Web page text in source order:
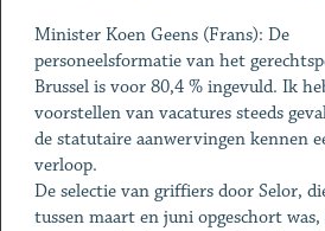
Minister Koen Geens (Frans): De
personeelsformatie van het
Brussel is voor 80,4 % ingevuld. Ik
voorstellen van vacatures steeds
de statutaire aanwervingen kennen
verloop.
De selectie van griffiers door Selor,
tussen maart en juni opgeschort